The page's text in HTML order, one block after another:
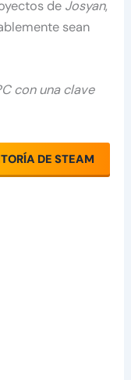
de Josyan,
sean
con una clave
DE STEAM